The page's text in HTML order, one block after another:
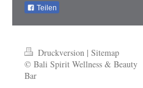
Teilen
Druckversion | Sitemap
© Bali Spirit Wellness & Beauty
Bar